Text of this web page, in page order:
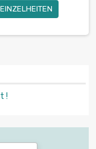
EINZELHEITEN
!